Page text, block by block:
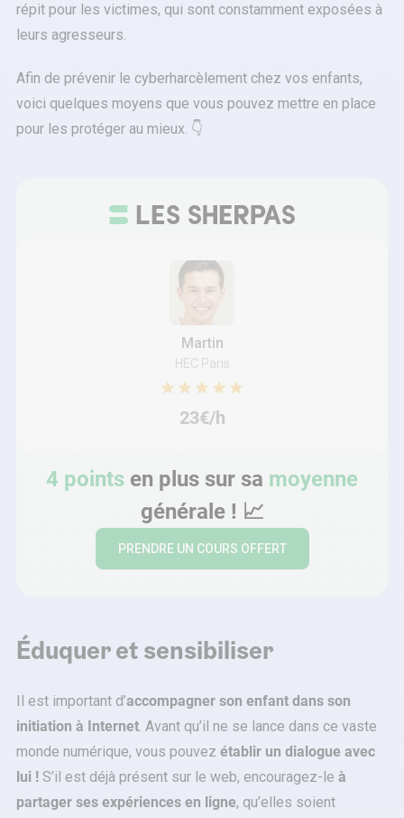
répit pour les victimes, qui sont constamment exposées à
leurs agresseurs.
Afin de prévenir le cyberharcèlement chez vos enfants,
voici quelques moyens que vous pouvez mettre en place
pour les protéger au mieux. 👇
Martin
HEC Paris
23€/h
4 points en plus sur sa moyenne
générale ! 📈
PRENDRE UN COURS OFFERT
Éduquer et sensibiliser
Il est important d’accompagner son enfant dans son
initiation à Internet. Avant qu’il ne se lance dans ce vaste
monde numérique, vous pouvez établir un dialogue avec
lui ! S’il est déjà présent sur le web, encouragez-le à
partager ses expériences en ligne, qu’elles soient